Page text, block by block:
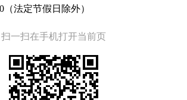
法定节假日除外）
扫一扫在手机打开当前页